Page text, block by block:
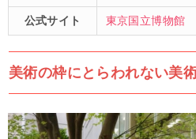
公式サイト 東京国立博物館
美術の枠にとらわれない美